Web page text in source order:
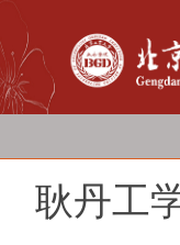
耿丹工